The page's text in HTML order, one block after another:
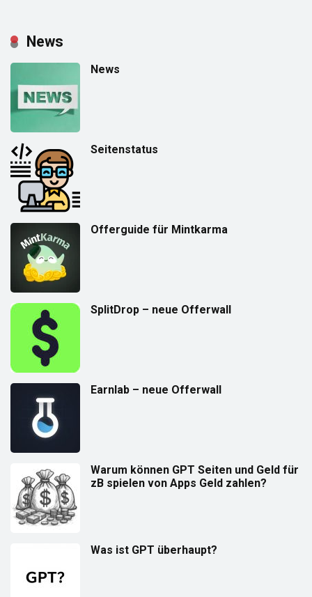
News
News
Seitenstatus
Offerguide für Mintkarma
SplitDrop – neue Offerwall
Earnlab – neue Offerwall
Warum können GPT Seiten und Geld für
zB spielen von Apps Geld zahlen?
Was ist GPT überhaupt?